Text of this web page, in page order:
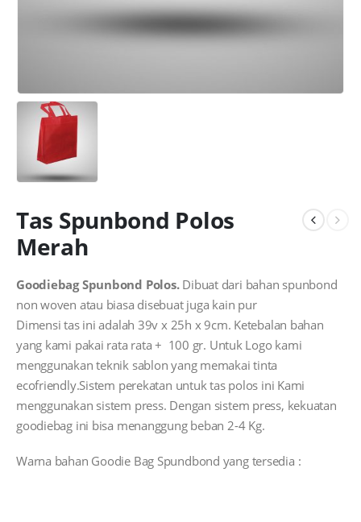
Tas Spunbond Polos
Merah
Goodiebag Spunbond Polos. Dibuat dari bahan spunbond
non woven atau biasa disebuat juga kain pur
Dimensi tas ini adalah 39v x 25h x 9cm. Ketebalan bahan
yang kami pakai rata rata + 100 gr. Untuk Logo kami
menggunakan teknik sablon yang memakai tinta
ecofriendly.Sistem perekatan untuk tas polos ini Kami
menggunakan sistem press. Dengan sistem press, kekuatan
goodiebag ini bisa menanggung beban 2-4 Kg.
Warna bahan Goodie Bag Spundbond yang tersedia :